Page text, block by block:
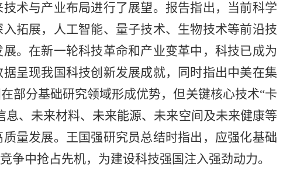
术与产业布局进行了展望。报告指出，当前科学
拓展，人工智能、量子技术、生物技术等前沿技
。在新一轮科技革命和产业变革中，科技已成为
呈现我国科技创新发展成就，同时指出中美在集
部分基础研究领域形成优势，但关键核心技术“卡
、未来材料、未来能源、未来空间及未来健康等
量发展。王国强研究员总结时指出，应强化基础
中抢占先机，为建设科技强国注入强劲动力。